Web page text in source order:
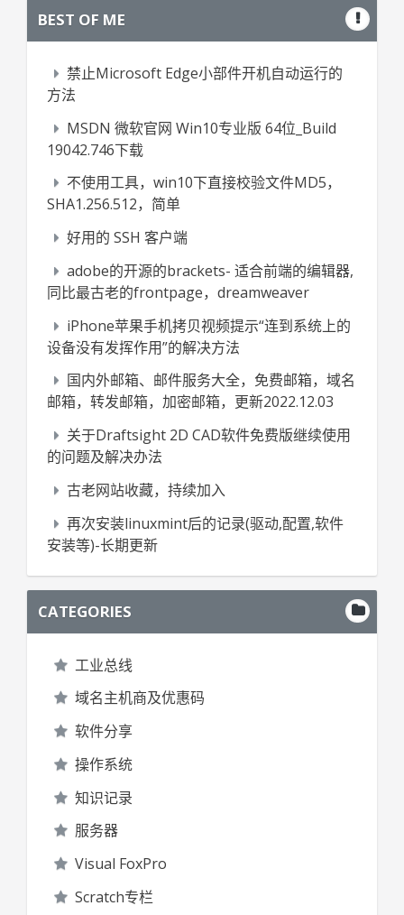
BEST OF ME
禁止Microsoft Edge小部件开机自动运行的
方法
MSDN 微软官网 Win10专业版 64位_Build
19042.746下载
不使用工具，win10下直接校验文件MD5，
SHA1.256.512，简单
好用的 SSH 客户端
adobe的开源的brackets- 适合前端的编辑器,
同比最古老的frontpage，dreamweaver
iPhone苹果手机拷贝视频提示“连到系统上的
设备没有发挥作用”的解决方法
国内外邮箱、邮件服务大全，免费邮箱，域名
邮箱，转发邮箱，加密邮箱，更新2022.12.03
关于Draftsight 2D CAD软件免费版继续使用
的问题及解决办法
古老网站收藏，持续加入
再次安装linuxmint后的记录(驱动,配置,软件
安装等)-长期更新
CATEGORIES
工业总线
域名主机商及优惠码
软件分享
操作系统
知识记录
服务器
Visual FoxPro
Scratch专栏